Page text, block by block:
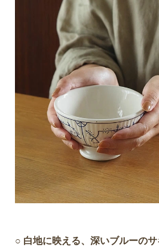
○ 白地に映える、深いブルーの